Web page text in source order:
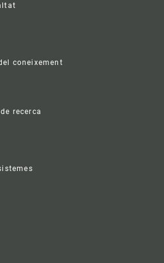
coneixement
recerca